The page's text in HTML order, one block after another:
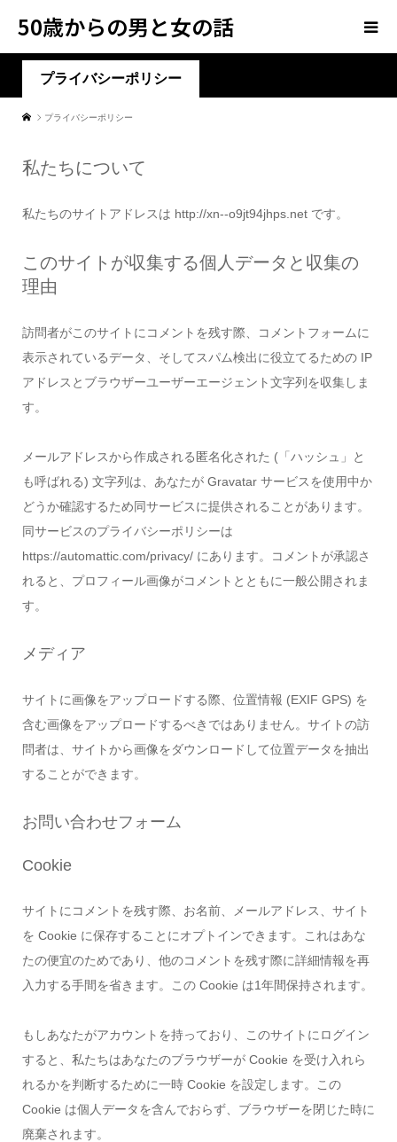
50歳からの男と女の話
プライバシーポリシー
プライバシーポリシー
私たちについて
私たちのサイトアドレスは http://xn--o9jt94jhps.net です。
このサイトが収集する個人データと収集の
理由
訪問者がこのサイトにコメントを残す際、コメントフォームに
表示されているデータ、そしてスパム検出に役立てるための IP
アドレスとブラウザーユーザーエージェント文字列を収集しま
す。
メールアドレスから作成される匿名化された (「ハッシュ」と
も呼ばれる) 文字列は、あなたが Gravatar サービスを使用中か
どうか確認するため同サービスに提供されることがあります。
同サービスのプライバシーポリシーは
https://automattic.com/privacy/ にあります。コメントが承認さ
れると、プロフィール画像がコメントとともに一般公開されま
す。
メディア
サイトに画像をアップロードする際、位置情報 (EXIF GPS) を
含む画像をアップロードするべきではありません。サイトの訪
問者は、サイトから画像をダウンロードして位置データを抽出
することができます。
お問い合わせフォーム
Cookie
サイトにコメントを残す際、お名前、メールアドレス、サイト
を Cookie に保存することにオプトインできます。これはあな
たの便宜のためであり、他のコメントを残す際に詳細情報を再
入力する手間を省きます。この Cookie は1年間保持されます。
もしあなたがアカウントを持っており、このサイトにログイン
すると、私たちはあなたのブラウザーが Cookie を受け入れら
れるかを判断するために一時 Cookie を設定します。この
Cookie は個人データを含んでおらず、ブラウザーを閉じた時に
廃棄されます。